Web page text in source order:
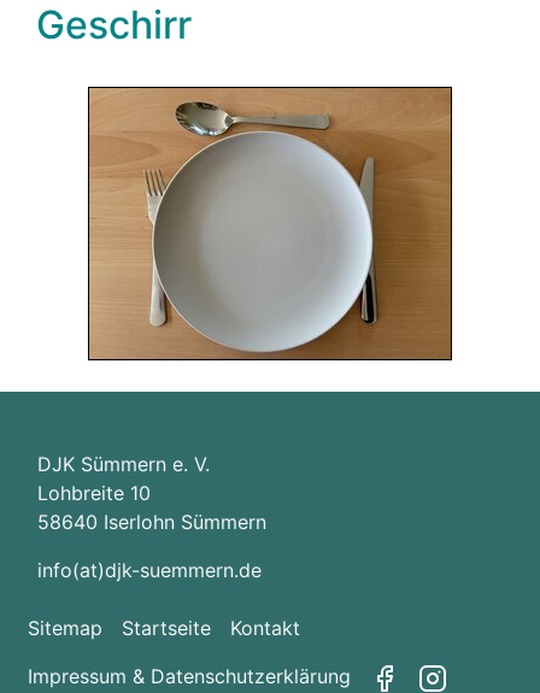
Geschirr
DJK Sümmern e. V.
Lohbreite 10
58640 Iserlohn Sümmern
info(at)djk-suemmern.de
Sitemap Startseite
Kontakt
Impressum & Datenschutzerklärung